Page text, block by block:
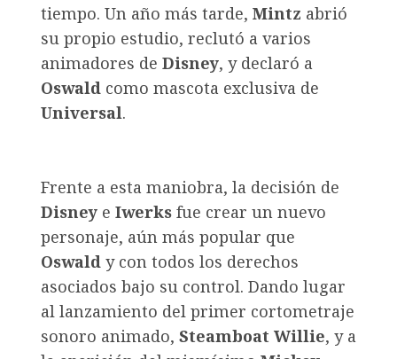
tiempo. Un año más tarde, Mintz abrió
su propio estudio, reclutó a varios
animadores de Disney, y declaró a
Oswald como mascota exclusiva de
Universal.
Frente a esta maniobra, la decisión de
Disney e Iwerks fue crear un nuevo
personaje, aún más popular que
Oswald y con todos los derechos
asociados bajo su control. Dando lugar
al lanzamiento del primer cortometraje
sonoro animado, Steamboat Willie, y a